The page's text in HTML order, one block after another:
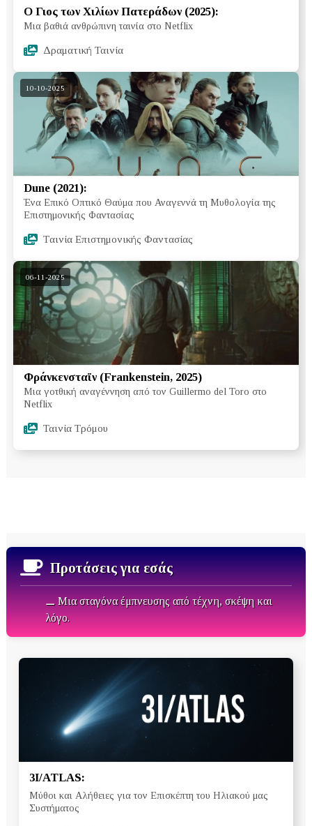
Ο Γιος των Χιλίων Πατεράδων (2025):
Μια βαθιά ανθρώπινη ταινία στο Netflix
Δραματική Ταινία
Dune (2021):
Ένα Επικό Οπτικό Θαύμα που Αναγεννά τη Μυθολογία της
Επιστημονικής Φαντασίας
Tαινία Επιστημονικής Φαντασίας
10-10-2025
Φράνκενσταϊν (Frankenstein, 2025)
Μια γοτθική αναγέννηση από τον Guillermo del Toro στο
Netflix
Ταινία Τρόμου
06-11-2025
Προτάσεις για εσάς
⚊ Μια σταγόνα έμπνευσης από τέχνη, σκέψη και
λόγο.
3I/ATLAS:
Μύθοι και Αλήθειες για τον Επισκέπτη του Ηλιακού μας
Συστήματος